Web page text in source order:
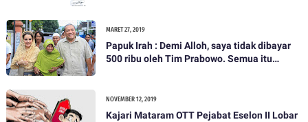
MARET 27, 2019
Papuk Irah : Demi Alloh, saya tidak dibayar
500 ribu oleh Tim Prabowo. Semua itu
NOVEMBER 12, 2019
Kajari Mataram OTT Pejabat Eselon II Lobar